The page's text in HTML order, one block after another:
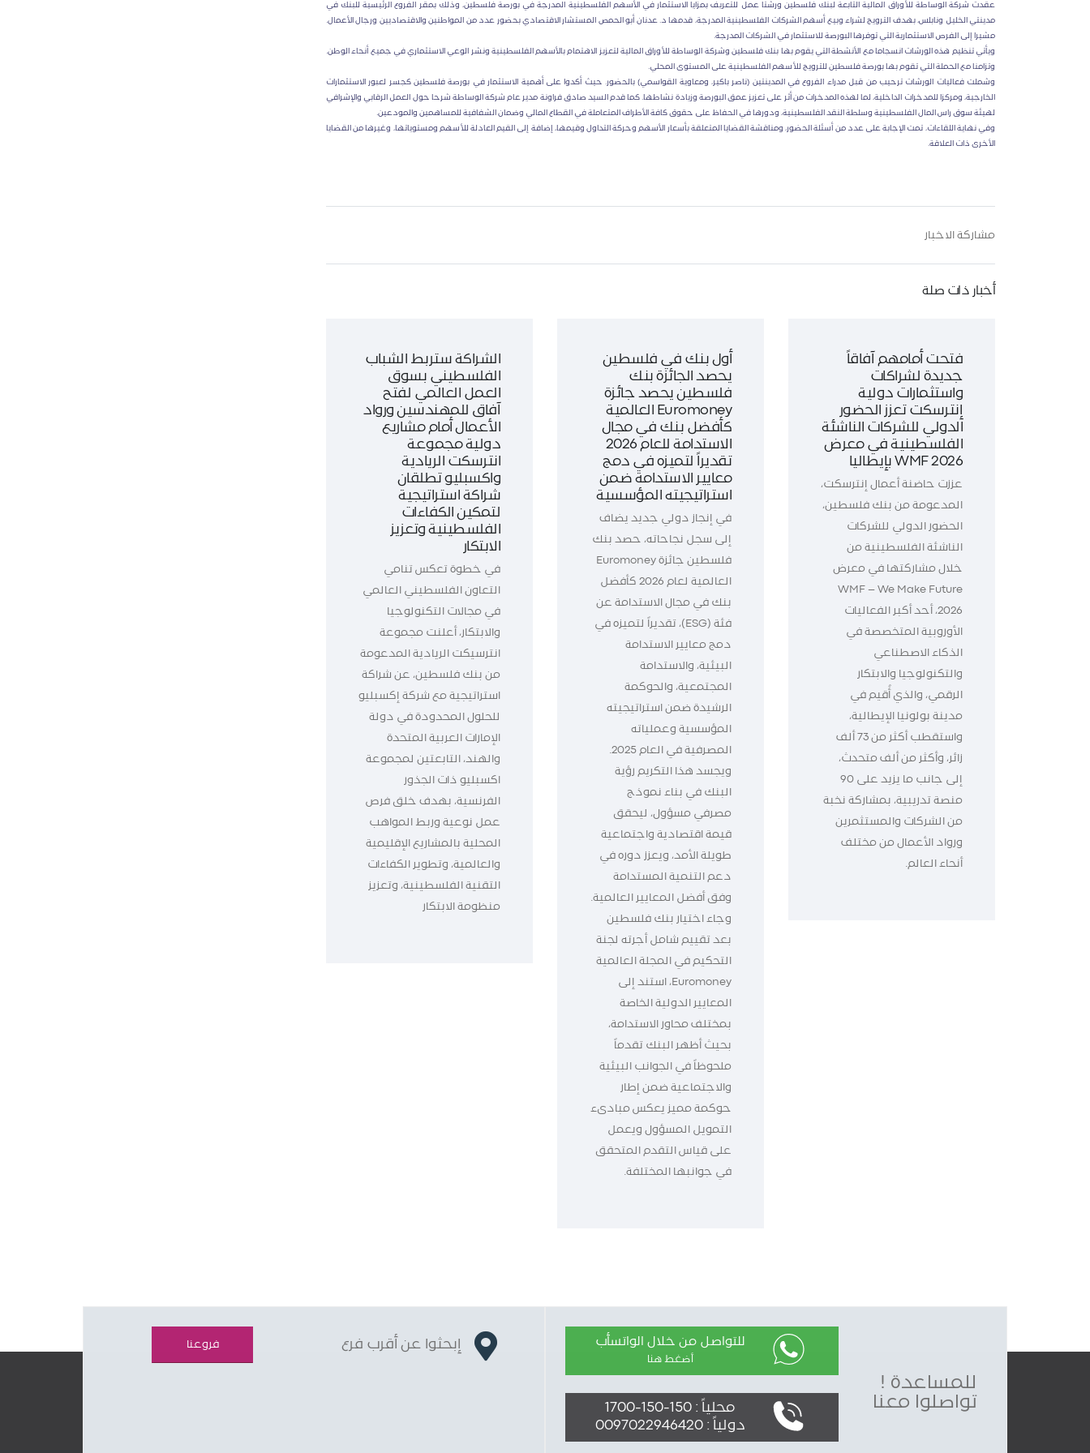
عقدت شركة الوساطة للأوراق المالية التابعة لبنك فلسطين ورشتا عمل للتعريف بمزايا الاستثمار في الأسهم الفلسطينية المدرجة في بورصة فلسطين، وذلك بمقر الفروع الرئيسية للبنك في
مدينتي الخليل ونابلس، بهدف الترويج لشراء وبيع أسهم الشركات الفلسطينية المدرجة، قدمها د. عدنان أبو الحمص المستشار الاقتصادي بحضور عدد من المواطنين والاقتصاديين ورجال الأعمال.
مشيرا إلى الفرص الاستثمارية التي توفرها البورصة للاستثمار في الشركات المدرجة.
ويأتي تنظيم هذه الورشات انسجاما مع الأنشطة التي يقوم بها بنك فلسطين وشركة الوساطة للأوراق المالية لتعزيز الاهتمام بالأسهم الفلسطينية ونشر الوعي الاستثماري في جميع أنحاء الوطن.
وتزامنا مع الحملة التي تقوم بها بورصة فلسطين للترويج للأسهم الفلسطينية على المستوى المحلي.
وشملت فعاليات الورشات ترحيب من قبل مدراء الفروع في المدينتين (ناصر باكير، ومعاوية القواسمي) بالحضور. حيث أكدوا على أهمية الاستثمار في بورصة فلسطين كجسر لعبور الاستثمارات
الخارجية، ومركزا للمدخرات الداخلية، لما لهذه المدخرات من أثر على تعزيز عمق البورصة وزيادة نشاطها. كما قدم السيد صادق فراونة مدير عام شركة الوساطة شرحا حول العمل الرقابي والإشرافي
لهيئة سوق راس المال الفلسطينية وسلطة النقد الفلسطينية، ودورها في الحفاظ على حقوق كافة الأطراف المتعاملة في القطاع المالي وضمان الشفافية للمساهمين والمودعين.
وفي نهاية اللقاءات، تمت الإجابة على عدد من أسئلة الحضور، ومناقشة القضايا المتعلقة بأسعار الأسهم وحركة التداول وقيمها، إضافة إلى القيم العادلة للأسهم ومستوياتها، وغيرها من القضايا
الأخرى ذات العلاقة.
مشاركة الاخبار
أخبار ذات صلة
فتحت أمامهم آفاقاً
جديدة لشراكات
واستثمارات دولية
إنترسكت تعزز الحضور
الدولي للشركات الناشئة
الفلسطينية في معرض
WMF 2026 بإيطاليا
عززت حاضنة أعمال إنترسكت،
المدعومة من بنك فلسطين،
الحضور الدولي للشركات
الناشئة الفلسطينية من
خلال مشاركتها في معرض
WMF – We Make Future
2026، أحد أكبر الفعاليات
الأوروبية المتخصصة في
الذكاء الاصطناعي
والتكنولوجيا والابتكار
الرقمي، والذي أُقيم في
مدينة بولونيا الإيطالية،
واستقطب أكثر من 73 ألف
زائر، وأكثر من ألف متحدث،
إلى جانب ما يزيد على 90
منصة تدريبية، بمشاركة نخبة
من الشركات والمستثمرين
ورواد الأعمال من مختلف
أنحاء العالم.
أول بنك في فلسطين
يحصد الجائزة بنك
فلسطين يحصد جائزة
Euromoney العالمية
كأفضل بنك في مجال
الاستدامة للعام 2026
تقديراً لتميزه في دمج
معايير الاستدامة ضمن
استراتيجيته المؤسسية
في إنجاز دولي جديد يضاف
إلى سجل نجاحاته، حصد بنك
فلسطين جائزة Euromoney
العالمية لعام 2026 كأفضل
بنك في مجال الاستدامة عن
فئة (ESG)، تقديراً لتميزه في
دمج معايير الاستدامة
البيئية، والاستدامة
المجتمعية، والحوكمة
الرشيدة ضمن استراتيجيته
المؤسسية وعملياته
المصرفية في العام 2025.
ويجسد هذا التكريم رؤية
البنك في بناء نموذج
مصرفي مسؤول، ليحقق
قيمة اقتصادية واجتماعية
طويلة الأمد، ويعزز دوره في
دعم التنمية المستدامة
وفق أفضل المعايير العالمية.
وجاء اختيار بنك فلسطين
بعد تقييم شامل أجرته لجنة
التحكيم في المجلة العالمية
Euromoney، استند إلى
المعايير الدولية الخاصة
بمختلف محاور الاستدامة،
بحيث أظهر البنك تقدماً
ملحوظاً في الجوانب البيئية
والاجتماعية ضمن إطار
حوكمة مميز يعكس مبادىء
التمويل المسؤول ويعمل
على قياس التقدم المتحقق
في جوانبها المختلفة.
الشراكة ستربط الشباب
الفلسطيني بسوق
العمل العالمي لفتح
آفاق للمهندسين ورواد
الأعمال أمام مشاريع
دولية مجموعة
انترسكت الريادية
واكسبليو تطلقان
شراكة استراتيجية
لتمكين الكفاءات
الفلسطينية وتعزيز
الابتكار
في خطوة تعكس تنامي
التعاون الفلسطيني العالمي
في مجالات التكنولوجيا
والابتكار، أعلنت مجموعة
انترسيكت الريادية المدعومة
من بنك فلسطين، عن شراكة
استراتيجية مع شركة إكسبليو
للحلول المحدودة في دولة
الإمارات العربية المتحدة
والهند، التابعتين لمجموعة
اكسبليو ذات الجذور
الفرنسية، بهدف خلق فرص
عمل نوعية وربط المواهب
المحلية بالمشاريع الإقليمية
والعالمية، وتطوير الكفاءات
التقنية الفلسطينية، وتعزيز
منظومة الابتكار
للمساعدة !
تواصلوا معنا
للتواصل من خلال الواتسأب
أضغط هنا
محلياً : 150-150-1700
دولياً : 0097022946420
إبحثوا عن أقرب فرع فروعنا